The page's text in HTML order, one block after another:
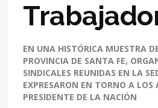
EN UNA HISTÓRICA MUESTRA
PROVINCIA DE SANTA FE,
SINDICALES REUNIDAS EN LA
EXPRESARON EN TORNO A LOS
PRESIDENTE DE LA NACIÓN